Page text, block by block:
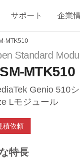
サポート 企業
MTK510
Standard
MTK510
Genio 510
Lモジュール
積依頼
特長